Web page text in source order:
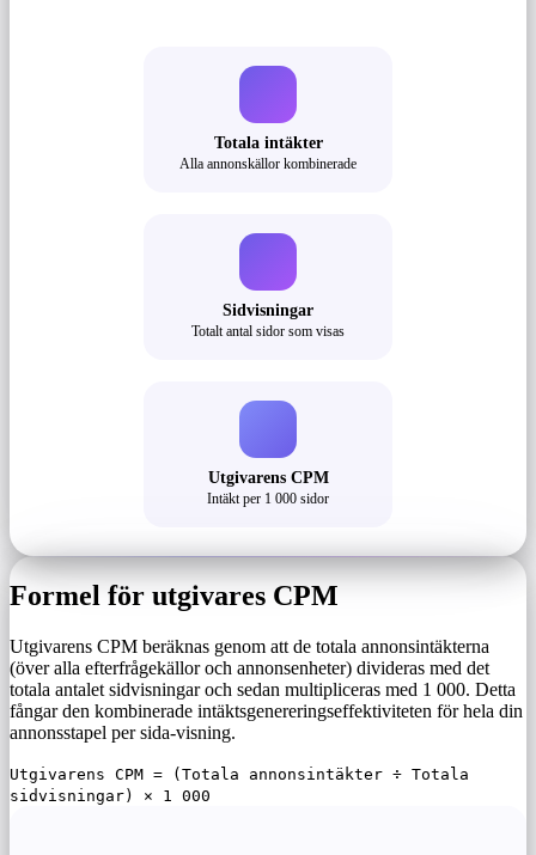
Totala intäkter
Alla annonskällor kombinerade
Sidvisningar
Totalt antal sidor som visas
Utgivarens CPM
Intäkt per 1 000 sidor
Formel för utgivares CPM
Utgivarens CPM beräknas genom att de totala annonsintäkterna
(över alla efterfrågekällor och annonsenheter) divideras med det
totala antalet sidvisningar och sedan multipliceras med 1 000. Detta
fångar den kombinerade intäktsgenereringseffektiviteten för hela din
annonsstapel per sida-visning.
Utgivarens CPM = (Totala annonsintäkter ÷ Totala
sidvisningar) × 1 000